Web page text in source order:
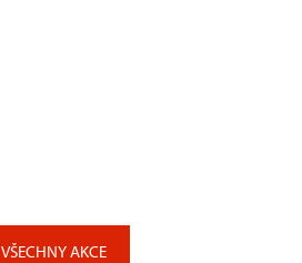
VŠECHNY AKCE